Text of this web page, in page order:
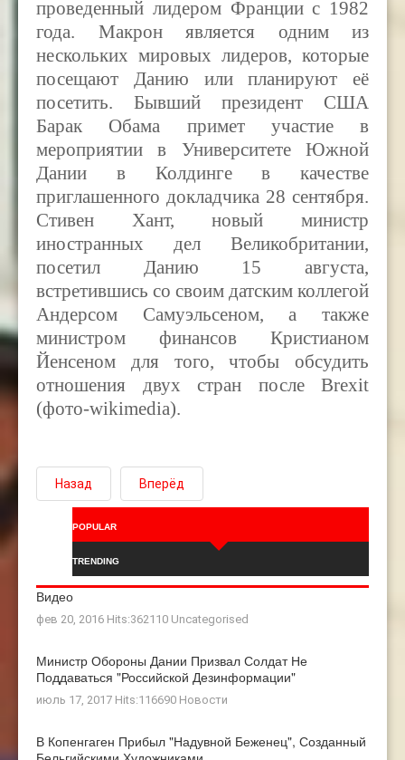
проведенный лидером Франции с 1982
года. Макрон является одним из
нескольких мировых лидеров, которые
посещают Данию или планируют её
посетить. Бывший президент США
Барак Обама примет участие в
мероприятии в Университете Южной
Дании в Колдинге в качестве
приглашенного докладчика 28 сентября.
Стивен Хант, новый министр
иностранных дел Великобритании,
посетил Данию 15 августа,
встретившись со своим датским коллегой
Андерсом Самуэльсеном, а также
министром финансов Кристианом
Йенсеном для того, чтобы обсудить
отношения двух стран после Brexit
(фото-wikimedia).
Назад Вперёд
POPULAR
TRENDING
Видео
фев 20, 2016 Hits:362110 Uncategorised
Министр Обороны Дании Призвал Солдат Не
Поддаваться "российской Дезинформации"
июль 17, 2017 Hits:116690 Новости
В Копенгаген Прибыл "Надувной Беженец", Созданный